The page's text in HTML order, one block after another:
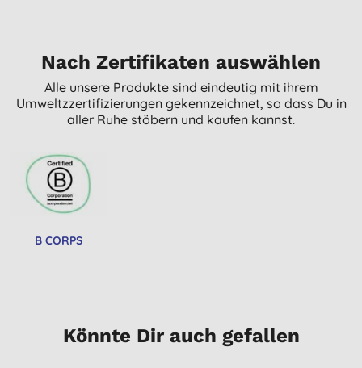
Nach Zertifikaten auswählen
Alle unsere Produkte sind eindeutig mit ihrem
Umweltzzertifizierungen gekennzeichnet, so dass Du in
aller Ruhe stöbern und kaufen kannst.
B CORPS
Könnte Dir auch gefallen